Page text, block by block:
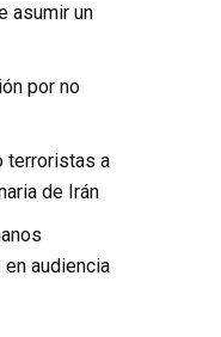
asumir un
por no
terroristas a
de Irán
audiencia